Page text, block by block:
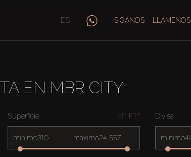
ES SÍGANOS LLÁMENOS
EN MBR CITY
Superficie M² FT²
mínimo máximo
Divisa
mínimo